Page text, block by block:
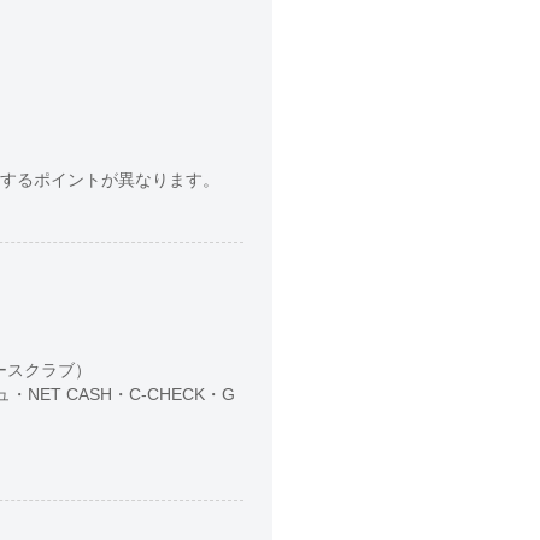
るポイントが異なります。
クラブ）
・NET CASH・C-CHECK・G